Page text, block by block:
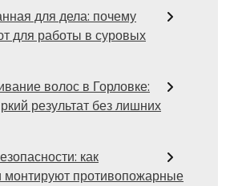
для дела: почему
для работы в суровых
волос в Горловке:
результат без лишних
как
монтируют противопожарные